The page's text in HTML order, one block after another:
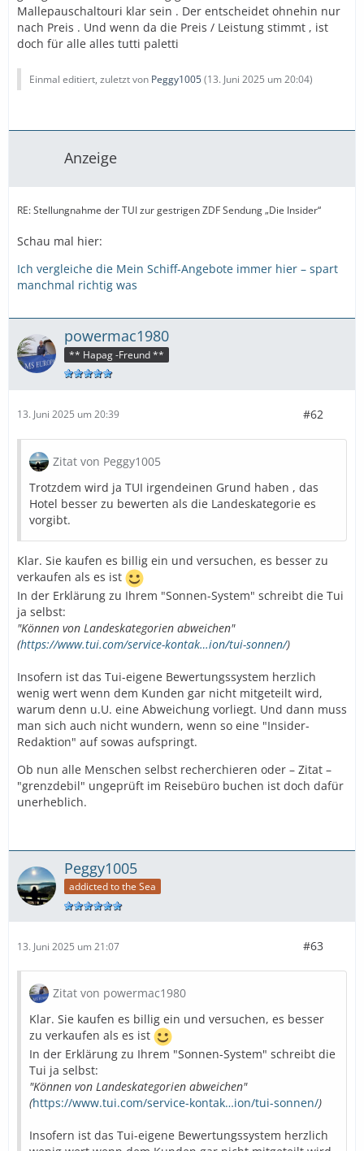
Mallepauschaltouri klar sein . Der entscheidet ohnehin nur
nach Preis . Und wenn da die Preis / Leistung stimmt , ist
doch für alle alles tutti paletti
Einmal editiert, zuletzt von Peggy1005(13. Juni 2025 um 20:04)
Anzeige
RE: Stellungnahme der TUI zur gestrigen ZDF Sendung „Die Insider“
Schau mal hier:
Ich vergleiche die Mein Schiff-Angebote immer hier – spart
manchmal richtig was
powermac1980
** Hapag -Freund **
13. Juni 2025 um 20:39 #62
Zitat von Peggy1005
Trotzdem wird ja TUI irgendeinen Grund haben , das
Hotel besser zu bewerten als die Landeskategorie es
vorgibt.
Klar. Sie kaufen es billig ein und versuchen, es besser zu
verkaufen als es ist
In der Erklärung zu Ihrem "Sonnen-System" schreibt die Tui
ja selbst:
"Können von Landeskategorien abweichen"
(https://www.tui.com/service-kontak…ion/tui-sonnen/)
Insofern ist das Tui-eigene Bewertungssystem herzlich
wenig wert wenn dem Kunden gar nicht mitgeteilt wird,
warum denn u.U. eine Abweichung vorliegt. Und dann muss
man sich auch nicht wundern, wenn so eine "Insider-
Redaktion" auf sowas aufspringt.
Ob nun alle Menschen selbst recherchieren oder – Zitat –
"grenzdebil" ungeprüft im Reisebüro buchen ist doch dafür
unerheblich.
Peggy1005
addicted to the Sea
13. Juni 2025 um 21:07 #63
Zitat von powermac1980
Klar. Sie kaufen es billig ein und versuchen, es besser
zu verkaufen als es ist
In der Erklärung zu Ihrem "Sonnen-System" schreibt die
Tui ja selbst:
"Können von Landeskategorien abweichen"
(https://www.tui.com/service-kontak…ion/tui-sonnen/)
Insofern ist das Tui-eigene Bewertungssystem herzlich